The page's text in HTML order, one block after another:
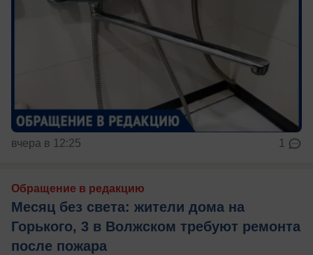
вчера в 12:25 1
Обращение в редакцию
Месяц без света: жители дома на
Горького, 3 в Волжском требуют ремонта
после пожара